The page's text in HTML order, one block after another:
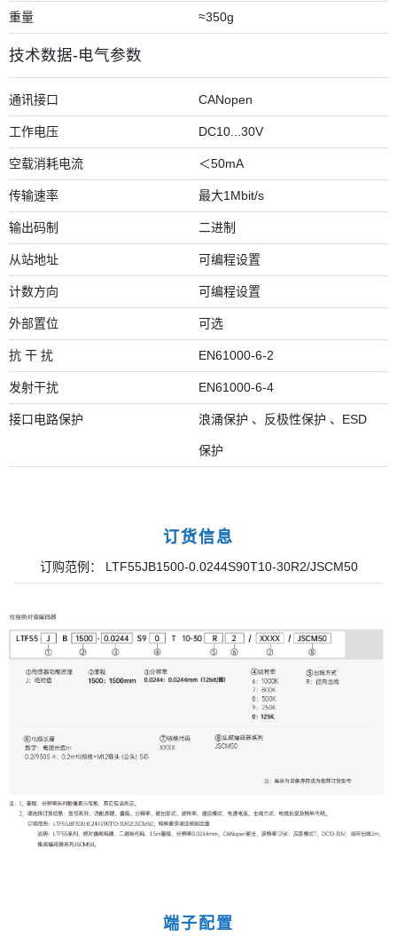
重量 ≈350g
技术数据-电气参数
通讯接口 CANopen
工作电压 DC10...30V
空载消耗电流 ＜50mA
传输速率 最大1Mbit/s
输出码制 二进制
从站地址 可编程设置
计数方向 可编程设置
外部置位 可选
抗 干 扰 EN61000-6-2
发射干扰 EN61000-6-4
接口电路保护 浪涌保护 、反极性保护 、ESD
保护
订货信息
订购范例： LTF55JB1500-0.0244S90T10-30R2/JSCM50
端子配置